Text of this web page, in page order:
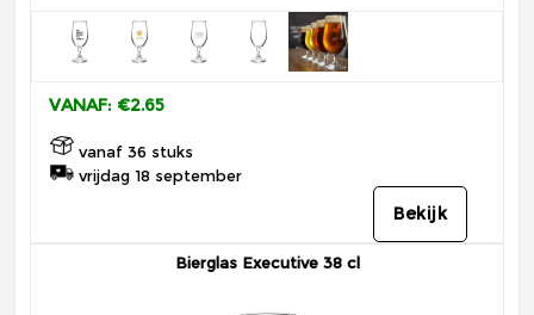
VANAF: €2.65
vanaf 36 stuks
vrijdag 18 september
Bekijk
Bierglas Executive 38 cl